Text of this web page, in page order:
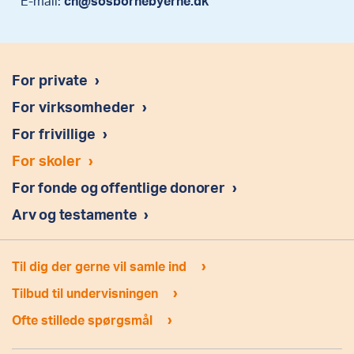
Nemt at få pengene ud
pengene ud fra jeres MobilePay Box. Så når
- Udbetale dem direkte til SOS Børnebyernes
konto
- Overføre pengene til SOS Børnebyernes
For private ›
For virksomheder ›
For frivillige ›
For skoler ›
For fonde og offentlige donorer ›
Arv og testamente ›
Til dig der gerne vil samle ind ›
Tilbud til undervisningen ›
Ofte stillede spørgsmål ›